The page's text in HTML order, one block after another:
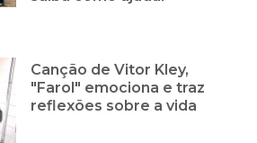
Canção de Vitor Kley,
"Farol" emociona e traz
reflexões sobre a vida